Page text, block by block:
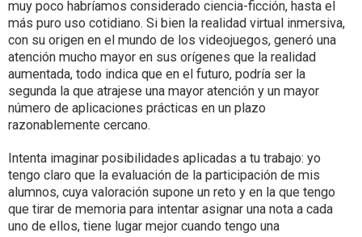
muy poco habríamos considerado ciencia-ficción, hasta el
más puro uso cotidiano. Si bien la realidad virtual inmersiva,
con su origen en el mundo de los videojuegos, generó una
atención mucho mayor en sus orígenes que la realidad
aumentada, todo indica que en el futuro, podría ser la
segunda la que atrajese una mayor atención y un mayor
número de aplicaciones prácticas en un plazo
razonablemente cercano.
Intenta imaginar posibilidades aplicadas a tu trabajo: yo
tengo claro que la evaluación de la participación de mis
alumnos, cuya valoración supone un reto y en la que tengo
que tirar de memoria para intentar asignar una nota a cada
uno de ellos, tiene lugar mejor cuando tengo una